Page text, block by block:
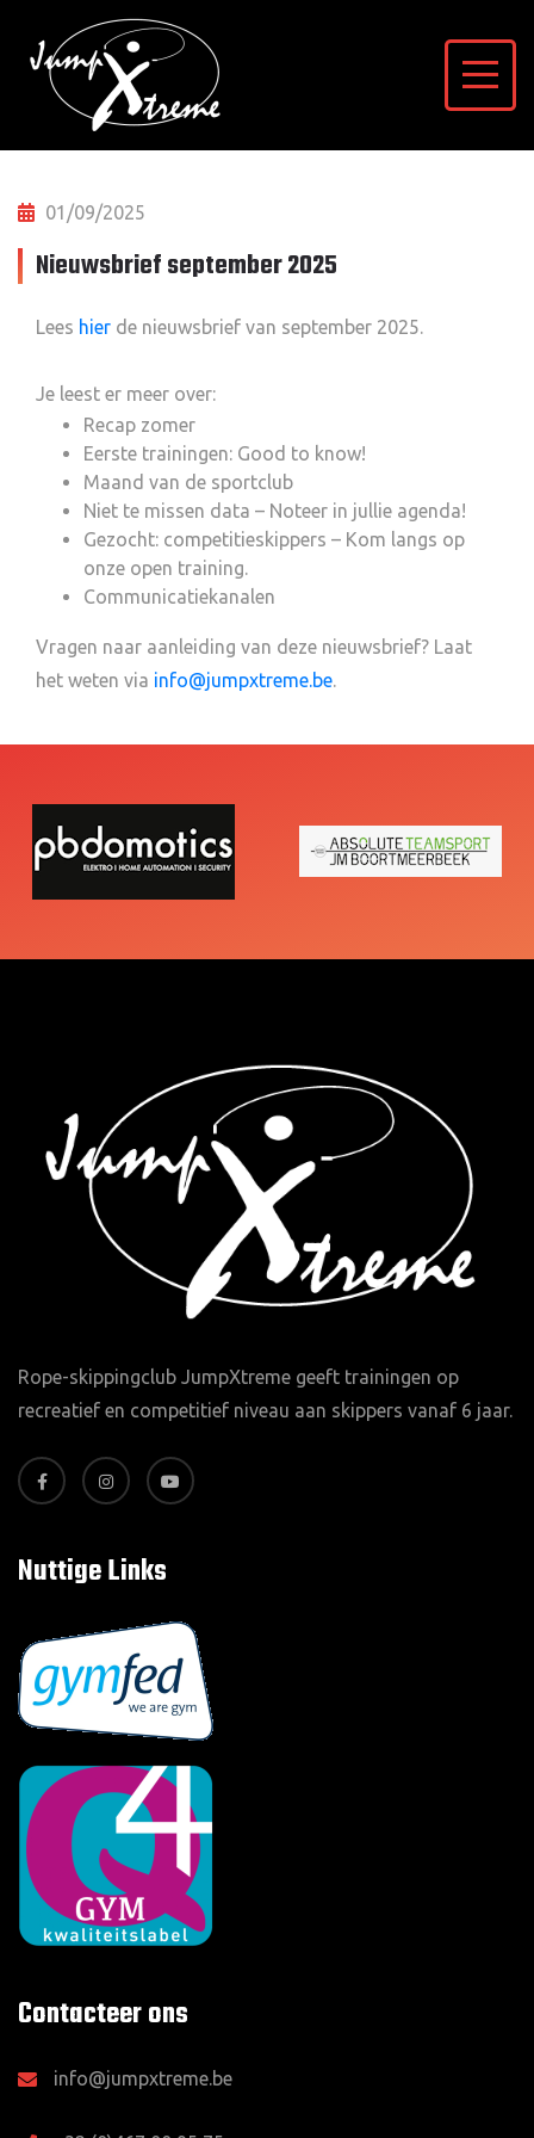
01/09/2025
Nieuwsbrief september 2025
Lees hier de nieuwsbrief van september 2025.
Je leest er meer over:
Recap zomer
Eerste trainingen: Good to know!
Maand van de sportclub
Niet te missen data – Noteer in jullie agenda!
Gezocht: competitieskippers – Kom langs op
onze open training.
Communicatiekanalen
Vragen naar aanleiding van deze nieuwsbrief? Laat
het weten via info@jumpxtreme.be.
Rope-skippingclub JumpXtreme geeft trainingen op
recreatief en competitief niveau aan skippers vanaf 6 jaar.
Nuttige Links
Contacteer ons
info@jumpxtreme.be